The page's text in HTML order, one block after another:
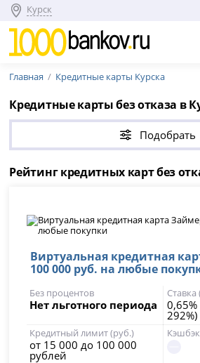
Курск
Главная Кредитные карты Курска
Кредитные карты без отказа в
Подобрать
Рейтинг кредитных карт без
Виртуальная кредитная
100 000 руб. на любые
Без процентов
Нет льготного периода
Ставка
292%)
Кредитный лимит (руб.)
от 15 000 до 100 000
рублей
Кэшбэк